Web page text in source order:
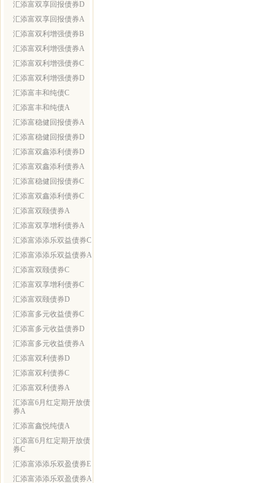
汇添富双享回报债券D
汇添富双享回报债券A
汇添富双利增强债券B
汇添富双利增强债券A
汇添富双利增强债券C
汇添富双利增强债券D
汇添富丰和纯债C
汇添富丰和纯债A
汇添富稳健回报债券A
汇添富稳健回报债券D
汇添富双鑫添利债券D
汇添富双鑫添利债券A
汇添富稳健回报债券C
汇添富双鑫添利债券C
汇添富双颐债券A
汇添富双享增利债券A
汇添富添添乐双益债券C
汇添富添添乐双益债券A
汇添富双颐债券C
汇添富双享增利债券C
汇添富双颐债券D
汇添富多元收益债券C
汇添富多元收益债券D
汇添富多元收益债券A
汇添富双利债券D
汇添富双利债券C
汇添富双利债券A
汇添富6月红定期开放债
券A
汇添富鑫悦纯债A
汇添富6月红定期开放债
券C
汇添富添添乐双盈债券E
汇添富添添乐双盈债券A